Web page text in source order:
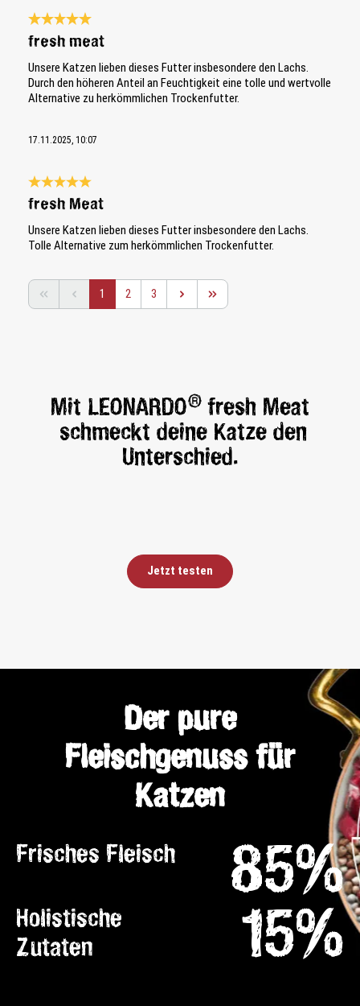
Bewertung mit 5 von 5 Sternen
fresh meat
Unsere Katzen lieben dieses Futter insbesondere den Lachs.
Durch den höheren Anteil an Feuchtigkeit eine tolle und wertvolle
Alternative zu herkömmlichen Trockenfutter.
17.11.2025, 10:07
Bewertung mit 5 von 5 Sternen
fresh Meat
Unsere Katzen lieben dieses Futter insbesondere den Lachs.
Tolle Alternative zum herkömmlichen Trockenfutter.
Seite
1 Seite
2 Seite
3
Mit LEONARDO® fresh Meat
schmeckt deine Katze den
Unterschied.
Jetzt testen
Der pure
Fleischgenuss für
Katzen
Frisches Fleisch 85%
Holistische
Zutaten
15%